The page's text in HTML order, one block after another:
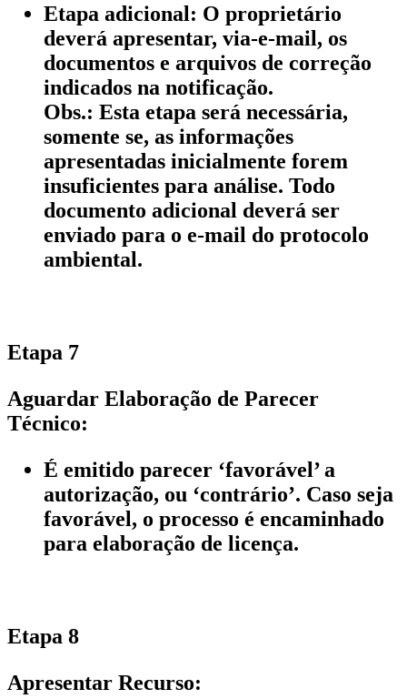
Etapa adicional: O proprietário
deverá apresentar, via-e-mail, os
documentos e arquivos de correção
indicados na notificação.
Obs.: Esta etapa será necessária,
somente se, as informações
apresentadas inicialmente forem
insuficientes para análise. Todo
documento adicional deverá ser
enviado para o e-mail do protocolo
ambiental.
Etapa 7
Aguardar Elaboração de Parecer
Técnico:
É emitido parecer ‘favorável’ a
autorização, ou ‘contrário’. Caso seja
favorável, o processo é encaminhado
para elaboração de licença.
Etapa 8
Apresentar Recurso: